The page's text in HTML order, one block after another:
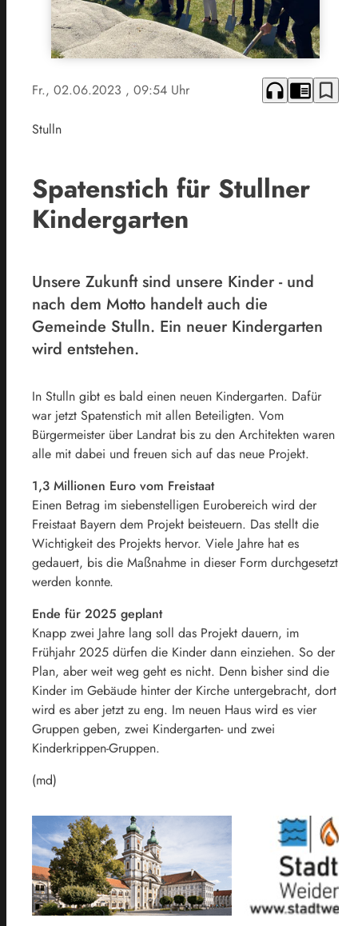
Fr., 02.06.2023 , 09:54 Uhr headphones chrome_reader_mode bookmark_border
Stulln
Spatenstich für Stullner
Kindergarten
Unsere Zukunft sind unsere Kinder - und
nach dem Motto handelt auch die
Gemeinde Stulln. Ein neuer Kindergarten
wird entstehen.
In Stulln gibt es bald einen neuen Kindergarten. Dafür
war jetzt Spatenstich mit allen Beteiligten. Vom
Bürgermeister über Landrat bis zu den Architekten waren
alle mit dabei und freuen sich auf das neue Projekt.
1,3 Millionen Euro vom Freistaat
Einen Betrag im siebenstelligen Eurobereich wird der
Freistaat Bayern dem Projekt beisteuern. Das stellt die
Wichtigkeit des Projekts hervor. Viele Jahre hat es
gedauert, bis die Maßnahme in dieser Form durchgesetzt
werden konnte.
Ende für 2025 geplant
Knapp zwei Jahre lang soll das Projekt dauern, im
Frühjahr 2025 dürfen die Kinder dann einziehen. So der
Plan, aber weit weg geht es nicht. Denn bisher sind die
Kinder im Gebäude hinter der Kirche untergebracht, dort
wird es aber jetzt zu eng. Im neuen Haus wird es vier
Gruppen geben, zwei Kindergarten- und zwei
Kinderkrippen-Gruppen.
(md)